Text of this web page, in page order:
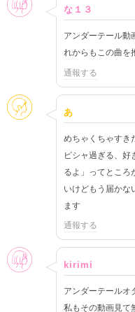
な１３
アンダーテール動
れからもこの曲を
通報する
そのほか
あ
めちゃくちゃす
ピシャ過ぎる、
るよ」ってところ
いけどもう届かな
ます
通報する
女性
kirimi
アンダーテールオ
私もその動画見て